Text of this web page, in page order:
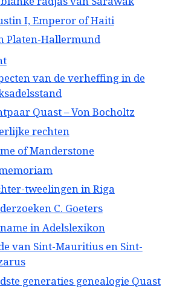
I, Emperor of Haiti
Platen-Hallermund
van de verheffing in de
Quast – Von Bocholtz
rechten
of Manderstone
tweelingen in Riga
C. Goeters
in Adelslexikon
van Sint-Mauritius en Sint-
generaties genealogie Quast